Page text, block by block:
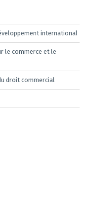
international
le commerce et le
droit commercial